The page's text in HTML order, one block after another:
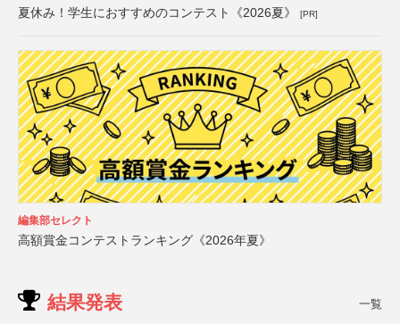
夏休み！学生におすすめのコンテスト《2026夏》 [PR]
編集部セレクト
高額賞金コンテストランキング《2026年夏》
結果発表 一覧